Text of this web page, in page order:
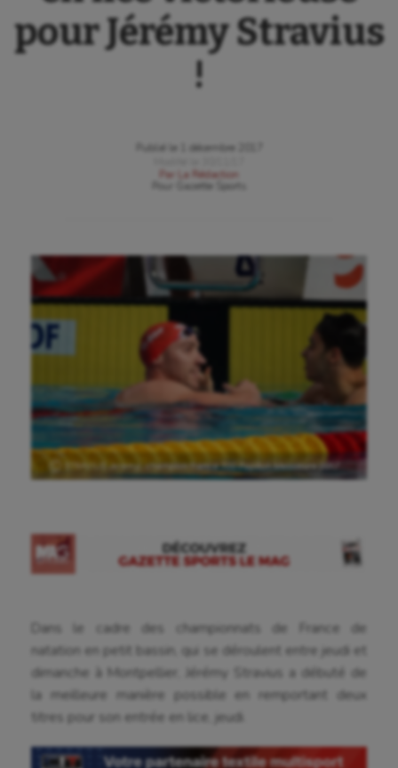
Aéronautique
pour Jérémy Stravius
!
Publié le
1 décembre 2017
Par
La Rédaction
Gazette Sports
Ⓒ STRAVIUS Jeremy, champion france 100 Papillon Messieurs 2017
Dans le cadre des championnats de France de
natation en petit bassin, qui se déroulent entre jeudi et
dimanche à Montpellier, Jérémy Stravius a débuté de
la meilleure manière possible en remportant deux
titres pour son entrée en lice, jeudi.